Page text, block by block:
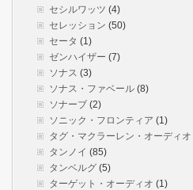
セシルワッツ (4)
セレッション (50)
セータ (1)
ゼンハイザー (7)
ソナス (3)
ソナス・ファベール (8)
ソナーブ (2)
ソニック・フロンティア (1)
タグ・マクラーレン・オーディオ
タンノイ (85)
タンベルグ (5)
ターゲット・オーディオ (1)